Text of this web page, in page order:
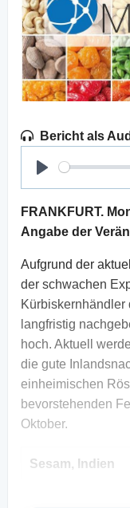
Bericht als
Play
FRANKFURT.
Angabe der
Aufgrund der
der schwachen
Kürbiskernhändler
langfristig
hoch. Aktuell
die gute
einheimischen
bevorstehenden
Oktober.
Sesam, Indien